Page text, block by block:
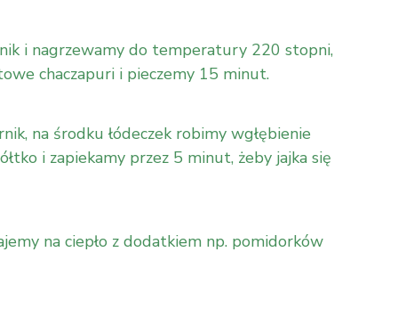
i nagrzewamy do temperatury 220 stopni,
chaczapuri i pieczemy 15 minut.
na środku łódeczek robimy wgłębienie
i zapiekamy przez 5 minut, żeby jajka się
na ciepło z dodatkiem np. pomidorków